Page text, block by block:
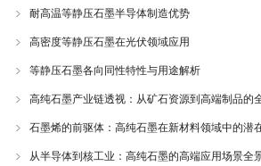
耐高温等静压石墨半导体制造优势
高密度等静压石墨在光伏领域应用
等静压石墨各向同性特性与用途解析
高纯石墨产业链透视：从矿石资源到高端制品的
石墨烯的前驱体：高纯石墨在新材料领域中的潜
从半导体到核工业：高纯石墨的高端应用场景全